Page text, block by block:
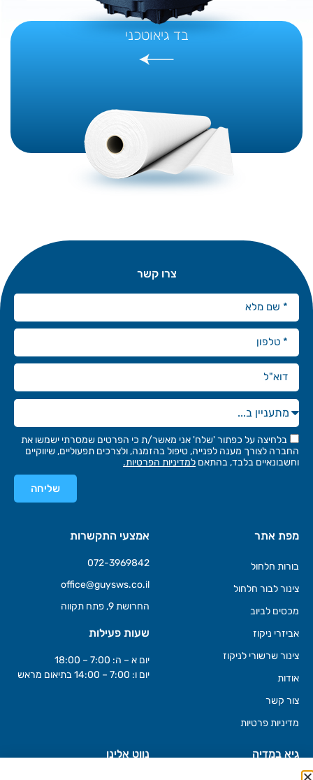
בד גיאוטכני
מפת אתר
בורות חלחול
צינור לבור חלחול
מכסים לביוב
אביזרי ניקוז
צינור שרשורי לניקוז
אודות
צור קשר
מדיניות פרטיות
אמצעי התקשרות
072-3969842
office@guysws.co.il
החרושת 9, פתח תקווה
שעות פעילות
יום א – ה: 7:00 – 18:00
יום ו: 7:00 – 14:00 בתיאום מראש
צרו קשר
בלחיצה על כפתור 'שלח' אני מאשר/ת כי הפרטים שמסרתי ישמשו את
החברה לצורך מענה לפנייה, טיפול בהזמנה, ולצרכים תפעוליים, שיווקיים
וחשבונאיים בלבד, בהתאם למדיניות הפרטיות.
שליחה
גיא במדיה נווט אלינו